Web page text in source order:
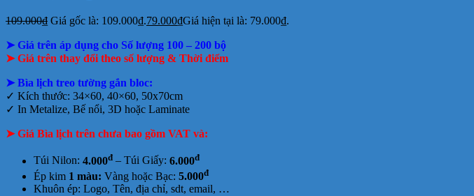
109.000₫ Giá gốc là: 109.000₫.79.000₫Giá hiện tại là: 79.000₫.
➤ Giá trên áp dụng cho Số lượng 100 – 200 bộ
➤ Giá trên thay đổi theo số lượng & Thời điểm
➤ Bìa lịch treo tường gắn bloc:
✓ Kích thước: 34×60, 40×60, 50x70cm
✓ In Metalize, Bế nổi, 3D hoặc Laminate
➤ Giá Bìa lịch trên chưa bao gồm VAT và:
Túi Nilon: 4.000đ – Túi Giấy: 6.000đ
Ép kim 1 màu: Vàng hoặc Bạc: 5.000đ
Khuôn ép: Logo, Tên, địa chỉ, sdt, email, …